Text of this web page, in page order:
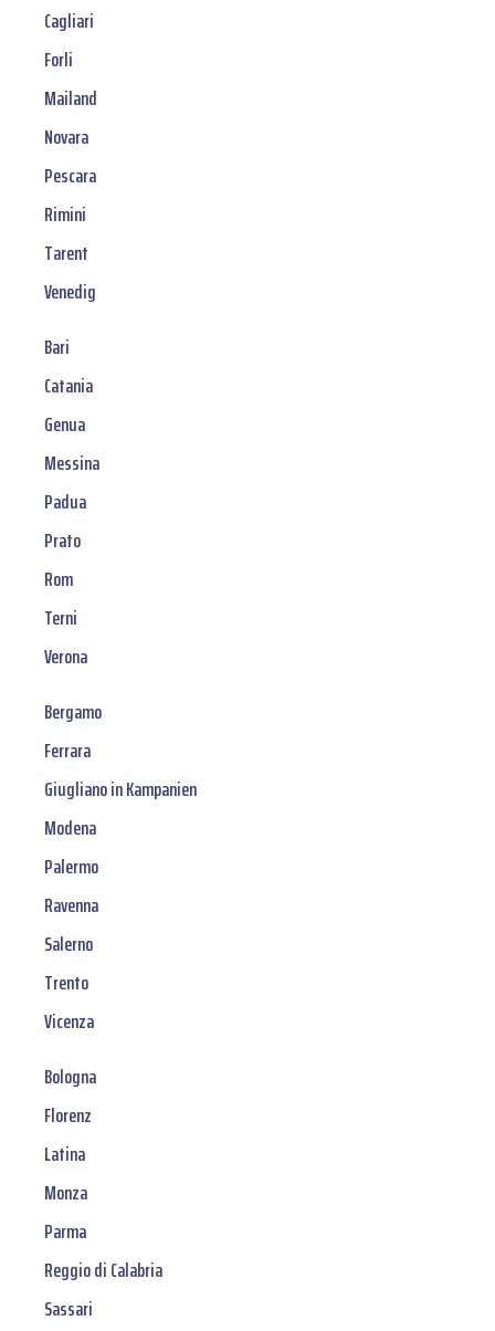
Cagliari
Forli
Mailand
Novara
Pescara
Rimini
Tarent
Venedig
Bari
Catania
Genua
Messina
Padua
Prato
Rom
Terni
Verona
Bergamo
Ferrara
Giugliano in Kampanien
Modena
Palermo
Ravenna
Salerno
Trento
Vicenza
Bologna
Florenz
Latina
Monza
Parma
Reggio di Calabria
Sassari